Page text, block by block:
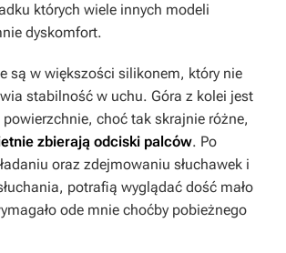
których wiele innych modeli
dyskomfort.
są w większości silikonem, który nie
stabilność w uchu. Góra z kolei jest
powierzchnie, choć tak skrajnie różne,
zbierają odciski palców. Po
oraz zdejmowaniu słuchawek i
potrafią wyglądać dość mało
ode mnie choćby pobieżnego